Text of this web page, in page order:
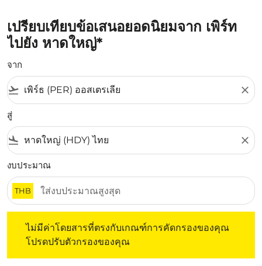
เปรียบเทียบข้อเสนอยอดนิยมจาก เพิร์ท
ไปยัง หาดใหญ่*
จาก
flight_takeoff close
สู่
flight_land close
งบประมาณ
THB
ไม่มีค่าโดยสารที่ตรงกับเกณฑ์การคัดกรองของคุณ
โปรดปรับตัวกรองของคุณ